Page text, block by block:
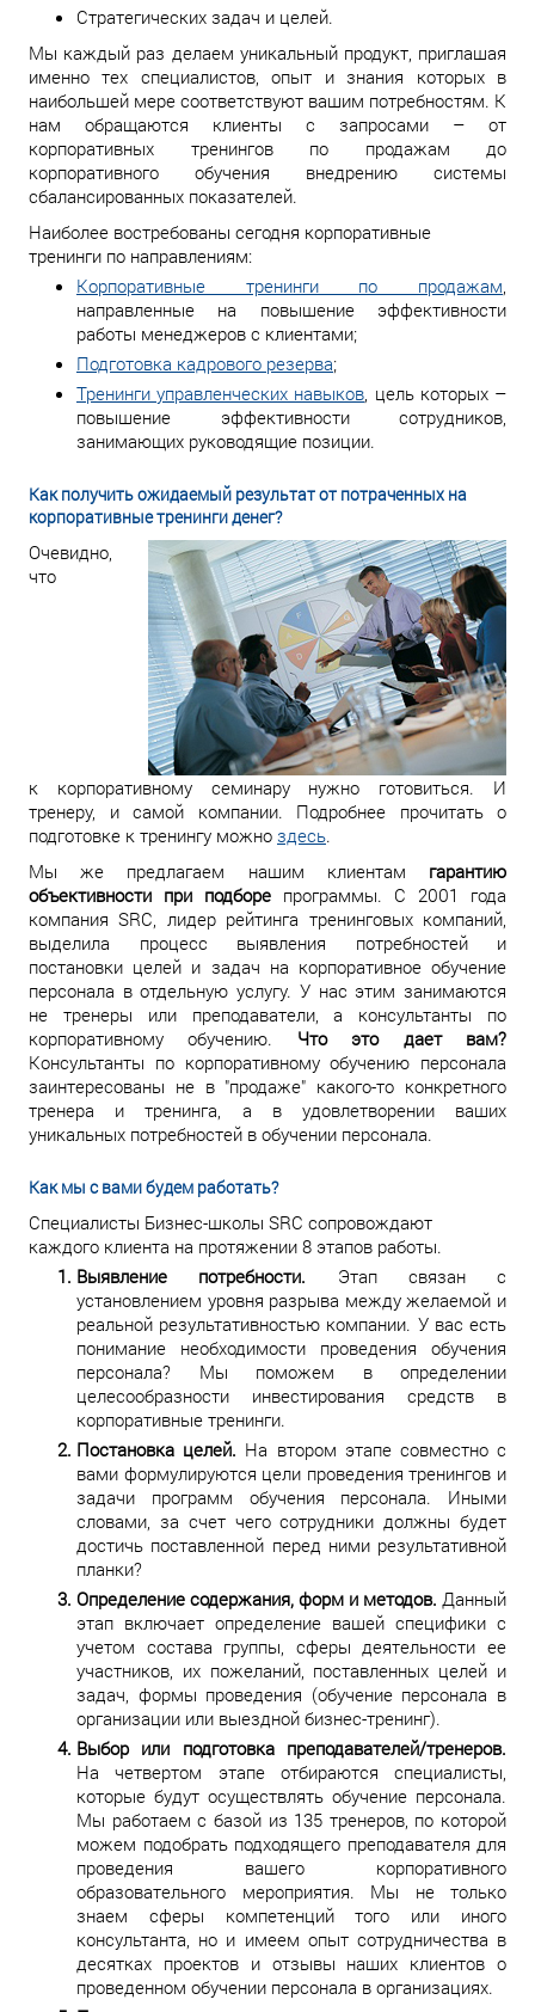
Стратегических задач и целей.
Мы каждый раз делаем уникальный продукт, приглашая
именно тех специалистов, опыт и знания которых в
наибольшей мере соответствуют вашим потребностям. К
нам обращаются клиенты с запросами – от
корпоративных тренингов по продажам до
корпоративного обучения внедрению системы
сбалансированных показателей.
Наиболее востребованы сегодня корпоративные
тренинги по направлениям:
Корпоративные тренинги по продажам,
направленные на повышение эффективности
работы менеджеров с клиентами;
Подготовка кадрового резерва;
Тренинги управленческих навыков, цель которых –
повышение эффективности сотрудников,
занимающих руководящие позиции.
Как получить ожидаемый результат от потраченных на
корпоративные тренинги денег?
Очевидно,
что
к корпоративному семинару нужно готовиться. И
тренеру, и самой компании. Подробнее прочитать о
подготовке к тренингу можно здесь.
Мы же предлагаем нашим клиентам гарантию
объективности при подборе программы. С 2001 года
компания SRC, лидер рейтинга тренинговых компаний,
выделила процесс выявления потребностей и
постановки целей и задач на корпоративное обучение
персонала в отдельную услугу. У нас этим занимаются
не тренеры или преподаватели, а консультанты по
корпоративному обучению. Что это дает вам?
Консультанты по корпоративному обучению персонала
заинтересованы не в "продаже" какого-то конкретного
тренера и тренинга, а в удовлетворении ваших
уникальных потребностей в обучении персонала.
Как мы с вами будем работать?
Специалисты Бизнес-школы SRC сопровождают
каждого клиента на протяжении 8 этапов работы.
Выявление потребности. Этап связан с
установлением уровня разрыва между желаемой и
реальной результативностью компании. У вас есть
понимание необходимости проведения обучения
персонала? Мы поможем в определении
целесообразности инвестирования средств в
корпоративные тренинги.
Постановка целей. На втором этапе совместно с
вами формулируются цели проведения тренингов и
задачи программ обучения персонала. Иными
словами, за счет чего сотрудники должны будет
достичь поставленной перед ними результативной
планки?
Определение содержания, форм и методов. Данный
этап включает определение вашей специфики с
учетом состава группы, сферы деятельности ее
участников, их пожеланий, поставленных целей и
задач, формы проведения (обучение персонала в
организации или выездной бизнес-тренинг).
Выбор или подготовка преподавателей/тренеров.
На четвертом этапе отбираются специалисты,
которые будут осуществлять обучение персонала.
Мы работаем с базой из 135 тренеров, по которой
можем подобрать подходящего преподавателя для
проведения вашего корпоративного
образовательного мероприятия. Мы не только
знаем сферы компетенций того или иного
консультанта, но и имеем опыт сотрудничества в
десятках проектов и отзывы наших клиентов о
проведенном обучении персонала в организациях.